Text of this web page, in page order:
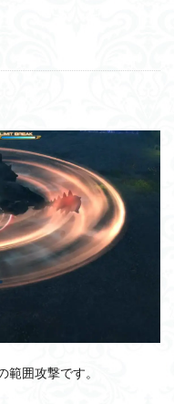
囲攻撃です。